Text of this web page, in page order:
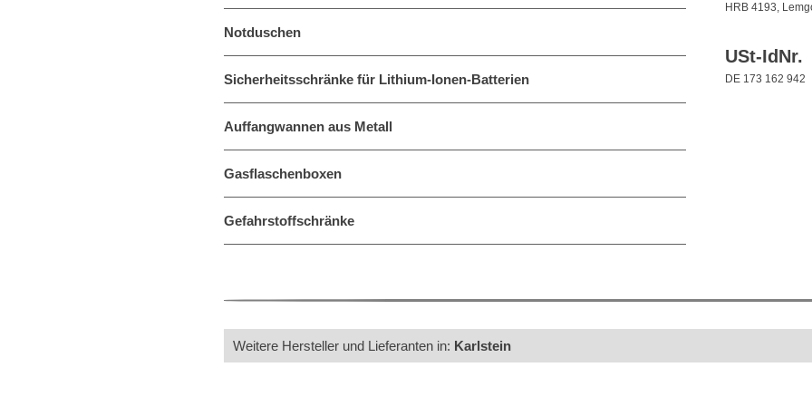
Notduschen
Sicherheitsschränke für Lithium-Ionen-Batterien
Auffangwannen aus Metall
Gasflaschenboxen
Gefahrstoffschränke
HRB 4193,
USt-IdNr.
DE 173 162 942
Weitere Hersteller und Lieferanten in: Karlstein